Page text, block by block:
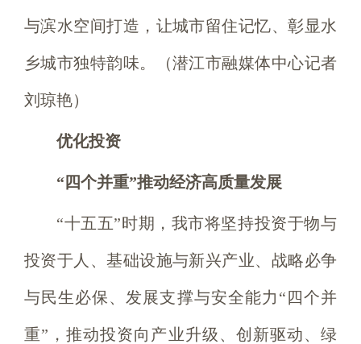
与滨水空间打造，让城市留住记忆、彰显水
乡城市独特韵味。（潜江市融媒体中心记者
刘琼艳）
优化投资
“四个并重”推动经济高质量发展
“十五五”时期，我市将坚持投资于物与
投资于人、基础设施与新兴产业、战略必争
与民生必保、发展支撑与安全能力“四个并
重”，推动投资向产业升级、创新驱动、绿